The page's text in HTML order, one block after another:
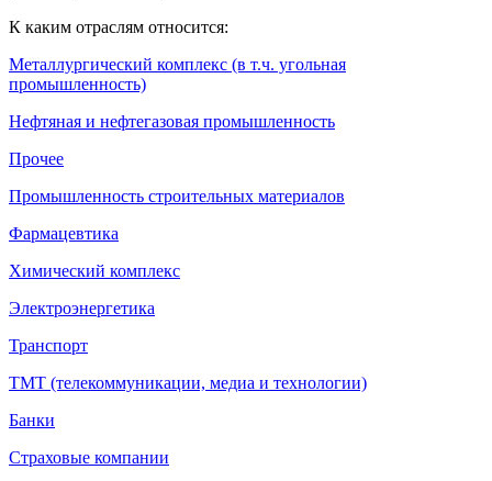
К каким отраслям относится:
Металлургический комплекс (в т.ч. угольная
промышленность)
Нефтяная и нефтегазовая промышленность
Прочее
Промышленность строительных материалов
Фармацевтика
Химический комплекс
Электроэнергетика
Транспорт
ТМТ (телекоммуникации, медиа и технологии)
Банки
Страховые компании